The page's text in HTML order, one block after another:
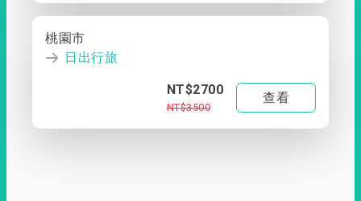
桃園市
日出行旅
NT$2700
NT$3500
查看